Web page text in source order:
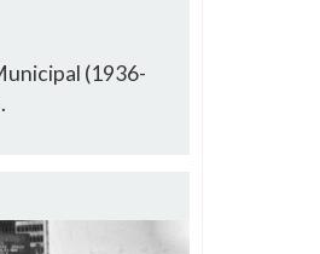
(1936-